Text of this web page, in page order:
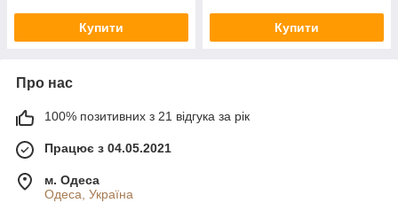
Купити Купити
Про нас
100% позитивних з 21 відгука за рік
Працює з 04.05.2021
м. Одеса
Одеса, Україна